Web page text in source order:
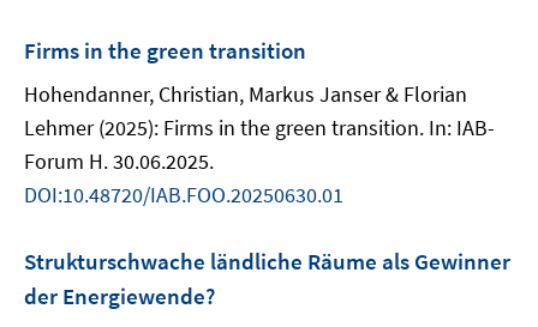
Firms in the green transition
Hohendanner, Christian, Markus Janser & Florian
Lehmer (2025): Firms in the green transition. In: IAB-
Forum H. 30.06.2025.
DOI:10.48720/IAB.FOO.20250630.01
Strukturschwache ländliche Räume als Gewinner
der Energiewende?